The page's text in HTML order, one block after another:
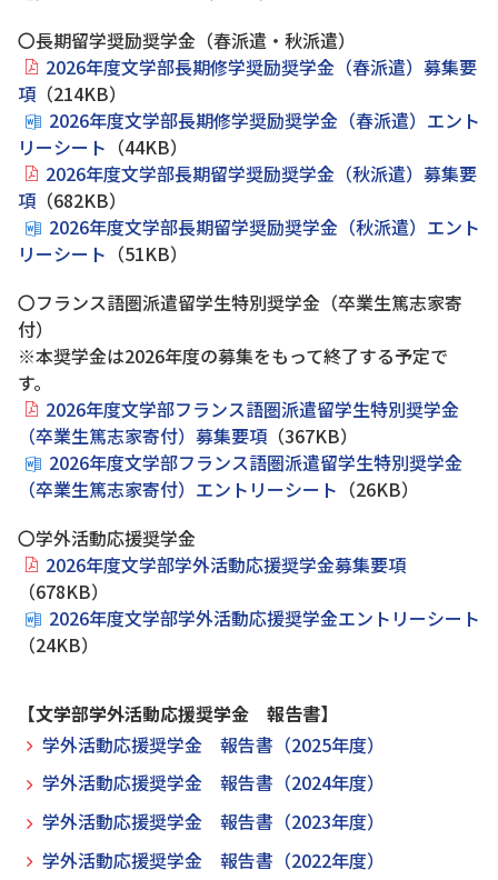
〇長期留学奨励奨学金（春派遣・秋派遣）
2026年度文学部長期修学奨励奨学金（春派遣）募集要
項 （214KB）
2026年度文学部長期修学奨励奨学金（春派遣）エント
リーシート （44KB）
2026年度文学部長期留学奨励奨学金（秋派遣）募集要
項 （682KB）
2026年度文学部長期留学奨励奨学金（秋派遣）エント
リーシート （51KB）
〇フランス語圏派遣留学生特別奨学金（卒業生篤志家寄
付）
※本奨学金は2026年度の募集をもって終了する予定で
す。
2026年度文学部フランス語圏派遣留学生特別奨学金
（卒業生篤志家寄付）募集要項 （367KB）
2026年度文学部フランス語圏派遣留学生特別奨学金
（卒業生篤志家寄付）エントリーシート （26KB）
〇学外活動応援奨学金
2026年度文学部学外活動応援奨学金募集要項
（678KB）
2026年度文学部学外活動応援奨学金エントリーシート
（24KB）
【文学部学外活動応援奨学金 報告書】
学外活動応援奨学金 報告書（2025年度）
学外活動応援奨学金 報告書（2024年度）
学外活動応援奨学金 報告書（2023年度）
学外活動応援奨学金 報告書（2022年度）